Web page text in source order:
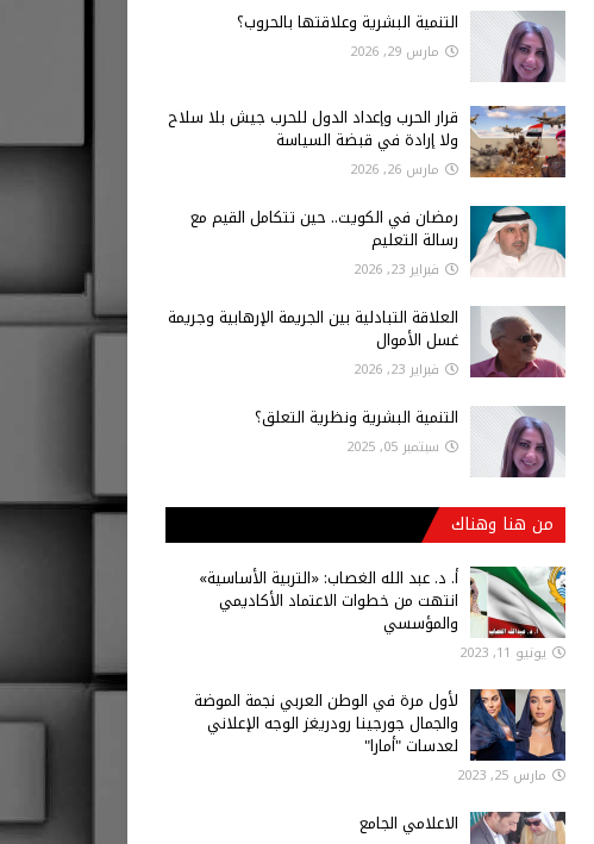
التنمية البشرية وعلاقتها بالحروب؟
مارس 29, 2026
قرار الحرب وإعداد الدول للحرب جيش بلا سلاح
ولا إرادة في قبضة السياسة
مارس 26, 2026
رمضان في الكويت.. حين تتكامل القيم مع
رسالة التعليم
فبراير 23, 2026
العلاقة التبادلية بين الجريمة الإرهابية وجريمة
غسل الأموال
فبراير 23, 2026
التنمية البشرية ونظرية التعلق؟
سبتمبر 05, 2025
من هنا وهناك
أ‌. د. عبد الله الغصاب: «التربية الأساسية»
انتهت من خطوات الاعتماد الأكاديمي
والمؤسسي
يونيو 11, 2023
لأول مرة في الوطن العربي نجمة الموضة
والجمال جورجينا رودريغز الوجه الإعلاني
لعدسات "أمارا"
مارس 25, 2023
الاعلامي الجامع